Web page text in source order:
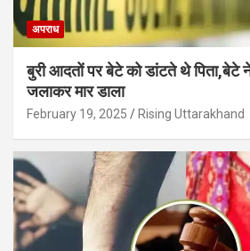
अपराध
बुरी आदतों पर बेटे को डांटते थे पिता,बेटे
जलाकर मार डाला
February 19, 2025 Rising Uttarakhand